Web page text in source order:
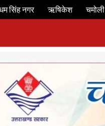
सिंह नगर ऋषिकेश चमोली